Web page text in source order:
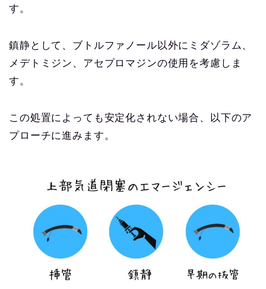
す。
鎮静として、ブトルファノール以外にミダゾラム、
メデトミジン、アセプロマジンの使用を考慮しま
す。
この処置によっても安定化されない場合、以下のア
プローチに進みます。